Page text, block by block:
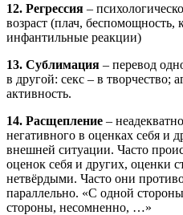
12. Регрессия –
возраст (плач, беспомощность,
инфантильные реакции)
13. Сублимация – перевод
в другой: секс – в творчество;
активность.
14. Расщепление –
негативного в оценках себя и
внешней ситуации. Часто
оценок себя и других, оценки
нетвёрдыми. Часто они
параллельно. «С одной
стороны, несомненно, …»